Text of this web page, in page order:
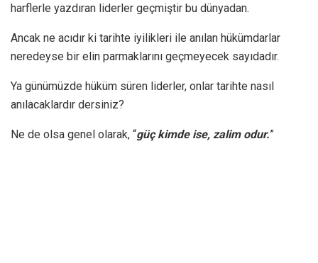
harflerle yazdıran liderler geçmiştir bu dünyadan.
Ancak ne acıdır ki tarihte iyilikleri ile anılan hükümdarlar
neredeyse bir elin parmaklarını geçmeyecek sayıdadır.
Ya günümüzde hüküm süren liderler, onlar tarihte nasıl
anılacaklardır dersiniz?
Ne de olsa genel olarak, “güç kimde ise, zalim odur.”